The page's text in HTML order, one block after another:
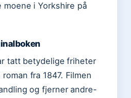
moene i Yorkshire på
tatt betydelige friheter
fra 1847. Filmen
og fjerner andre-